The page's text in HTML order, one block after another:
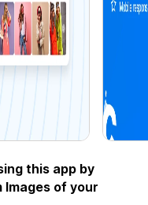
this app by
of your